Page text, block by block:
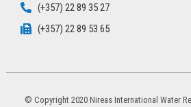
(+357) 22 89 35 27
(+357) 22 89 53 65
© Copyright 2020 Nireas International Water